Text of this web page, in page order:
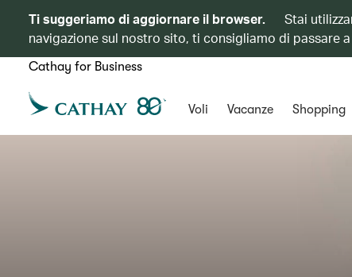
Ti suggeriamo di aggiornare il browser.
Stai
navigazione sul nostro sito, ti consigliamo di passare
Cathay for Business
Voli Vacanze Shopping